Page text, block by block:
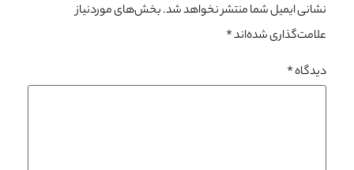
نشانی ایمیل شما منتشر نخواهد شد.بخش‌های موردنیاز
علامت‌گذاری شده‌اند*
دیدگاه*